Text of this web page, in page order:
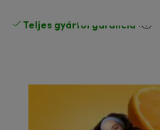
Teljes gyártói garancia .